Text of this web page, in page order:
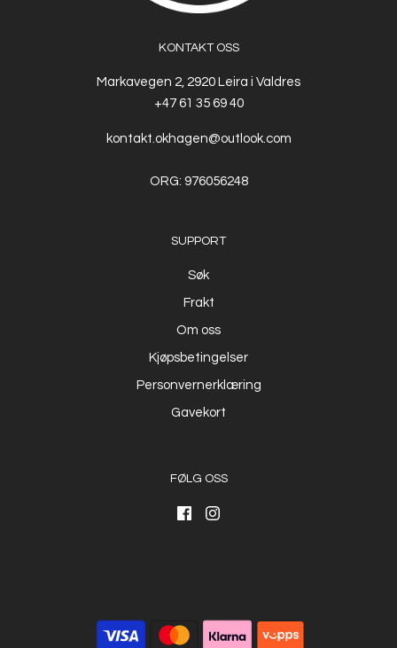
KONTAKT OSS
Markavegen 2, 2920 Leira i Valdres
+47 61 35 69 40
kontakt.okhagen@outlook.com
ORG: 976056248
SUPPORT
Søk
Frakt
Om oss
Kjøpsbetingelser
Personvernerklæring
Gavekort
FØLG OSS